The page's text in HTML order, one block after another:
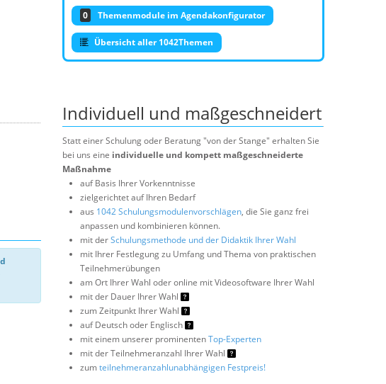
0 Themenmodule im Agendakonfigurator
Übersicht aller 1042Themen
Individuell und maßgeschneidert
Statt einer Schulung oder Beratung "von der Stange" erhalten Sie
bei uns eine individuelle und kompett maßgeschneiderte
Maßnahme
auf Basis Ihrer Vorkenntnisse
zielgerichtet auf Ihren Bedarf
aus 1042 Schulungsmodulenvorschlägen, die Sie ganz frei
anpassen und kombinieren können.
mit derSchulungsmethode und der Didaktik Ihrer Wahl
mit Ihrer Festlegung zu Umfang und Thema von praktischen
Teilnehmerübungen
am Ort Ihrer Wahl oder online mit Videosoftware Ihrer Wahl
mit der Dauer Ihrer Wahl
zum Zeitpunkt Ihrer Wahl
auf Deutsch oder Englisch
mit einem unserer prominentenTop-Experten
mit der Teilnehmeranzahl Ihrer Wahl
zumteilnehmeranzahlunabhängigen Festpreis!